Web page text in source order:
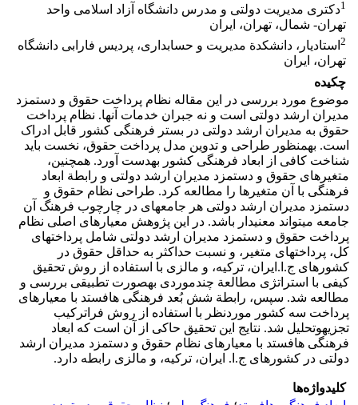
1دکتری مدیریت دولتی و مدرس دانشگاه آزاد اسلامی واحد
تهران‏- شمال، تهران، ایران
2 استادیار، دانشکدة مدیریت و حسابداری، پردیس فارابی دانشگاه
تهران، ایران
چکیده
موضوع مورد بررسی در این مقاله نظام پرداخت حقوق و دستمزد
مدیران ارشد دولتی است و نه جبران خدمات آن‏ها. نظام پرداخت
حقوق به مدیران ارشد دولتی در بستر فرهنگی کشور قابل ‏ادراک
است. به‏منظور طراحی و تدوین مدل پرداخت حقوق، نخست باید
شناخت کافی از ابعاد فرهنگی کشور به‏دست آورد. همچنین،
متغیرهای حقوق و دستمزد مدیران ارشد دولتی و رابطة ابعاد
فرهنگی با آن متغیرها را مطالعه کرد. طراحی نظام حقوق و
دستمزد مدیران ارشد دولتی هر جامعه‏ای در چارچوب فرهنگ آن
جامعه می‏تواند معنی‏دار باشد. در این پژوهش معیارهای اصلی نظام
پرداخت حقوق و دستمزد مدیران ارشد دولتی شامل پرداخت‏های
کل، پرداخت‏های متغیر، و نسبت حداکثر به حداقل حقوق در
کشورهای ج.ا.ایران، ترکیه، و مالزی با استفاده از روش تحقیق
کیفی با استراتژی مطالعة چندموردی به‏صورت تطبیقی بررسی و
مطالعه شد. سپس، رابطة شش بُعد فرهنگی هافستد با معیارهای
پرداخت سه کشور موردنظر با استفاده از روش فراترکیب
تجزیه‏وتحلیل شد. نتایج این تحقیق حاکی از آن است که ابعاد
فرهنگی هافستد با معیارهای نظام حقوق و دستمزد مدیران ارشد
دولتی در کشورهای ج.ا. ایران، ترکیه، و مالزی رابطه دارد.
کلیدواژه‌ها